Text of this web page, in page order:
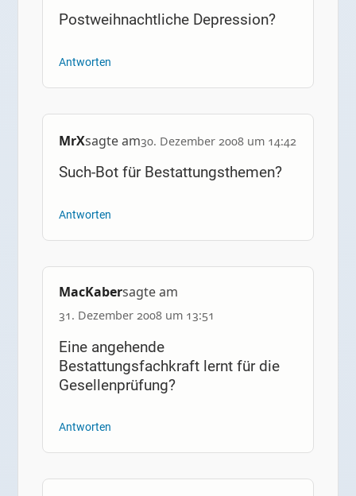
Postweihnachtliche Depression?
Antworten
MrXsagte am30. Dezember 2008 um 14:42
Such-Bot für Bestattungsthemen?
Antworten
MacKabersagte am
31. Dezember 2008 um 13:51
Eine angehende
Bestattungsfachkraft lernt für die
Gesellenprüfung?
Antworten